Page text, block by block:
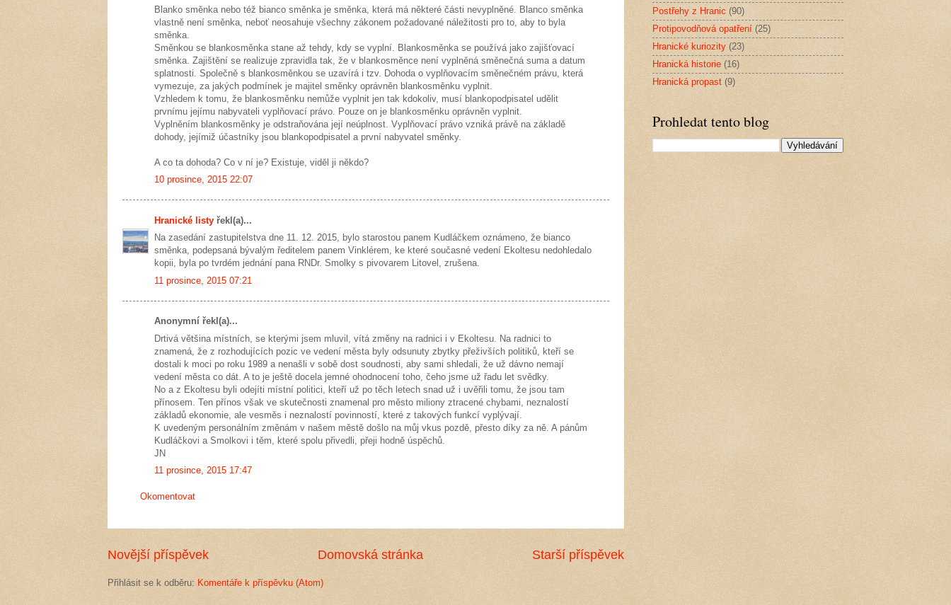
Blanko směnka nebo též bianco směnka je směnka, která má některé části nevyplněné. Blanco směnka
vlastně není směnka, neboť neosahuje všechny zákonem požadované náležitosti pro to, aby to byla
směnka.
Směnkou se blankosměnka stane až tehdy, kdy se vyplní. Blankosměnka se používá jako zajišťovací
směnka. Zajištění se realizuje zpravidla tak, že v blankosměnce není vyplněná směnečná suma a datum
splatnosti. Společně s blankosměnkou se uzavírá i tzv. Dohoda o vyplňovacím směnečném právu, která
vymezuje, za jakých podmínek je majitel směnky oprávněn blankosměnku vyplnit.
Vzhledem k tomu, že blankosměnku nemůže vyplnit jen tak kdokoliv, musí blankopodpisatel udělit
prvnímu jejímu nabyvateli vyplňovací právo. Pouze on je blankosměnku oprávněn vyplnit.
Vyplněním blankosměnky je odstraňována její neúplnost. Vyplňovací právo vzniká právě na základě
dohody, jejímiž účastníky jsou blankopodpisatel a první nabyvatel směnky.
A co ta dohoda? Co v ní je? Existuje, viděl ji někdo?
10 prosince, 2015 22:07
Hranické listy řekl(a)...
Na zasedání zastupitelstva dne 11. 12. 2015, bylo starostou panem Kudláčkem oznámeno, že bianco
směnka, podepsaná bývalým ředitelem panem Vinklérem, ke které současné vedení Ekoltesu nedohledalo
kopii, byla po tvrdém jednání pana RNDr. Smolky s pivovarem Litovel, zrušena.
11 prosince, 2015 07:21
Anonymní řekl(a)...
Drtivá většina místních, se kterými jsem mluvil, vítá změny na radnici i v Ekoltesu. Na radnici to
znamená, že z rozhodujících pozic ve vedení města byly odsunuty zbytky přeživších politiků, kteří se
dostali k moci po roku 1989 a nenašli v sobě dost soudnosti, aby sami shledali, že už dávno nemají
vedení města co dát. A to je ještě docela jemné ohodnocení toho, čeho jsme už řadu let svědky.
No a z Ekoltesu byli odejíti místní politici, kteří už po těch letech snad už i uvěřili tomu, že jsou tam
přínosem. Ten přínos však ve skutečnosti znamenal pro město miliony ztracené chybami, neznalostí
základů ekonomie, ale vesměs i neznalostí povinností, které z takových funkcí vyplývají.
K uvedeným personálním změnám v našem městě došlo na můj vkus pozdě, přesto díky za ně. A pánům
Kudláčkovi a Smolkovi i těm, které spolu přivedli, přeji hodně úspěchů.
JN
11 prosince, 2015 17:47
Okomentovat
Novější příspěvek Starší příspěvek
Domovská stránka
Přihlásit se k odběru: Komentáře k příspěvku (Atom)
Postřehy z Hranic (90)
Protipovodňová opatření (25)
Hranické kuriozity (23)
Hranická historie (16)
Hranická propast (9)
Prohledat tento blog